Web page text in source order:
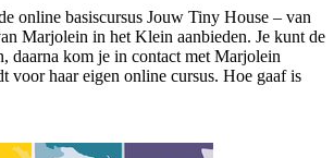
online basiscursus Jouw Tiny House – van
Marjolein in het Klein aanbieden. Je kunt de
daarna kom je in contact met Marjolein
voor haar eigen online cursus. Hoe gaaf is